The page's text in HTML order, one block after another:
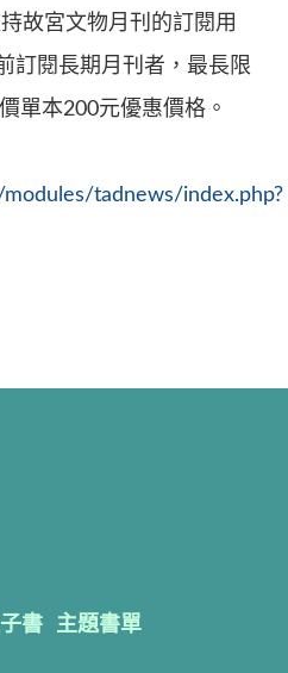
故宮文物月刊的訂閱用
訂閱長期月刊者，最長限
單本200元優惠價格。
tadnews/index.php?
書 主題書單